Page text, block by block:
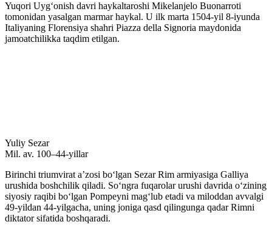
Yuqori Uygʻonish davri haykaltaroshi Mikelanjelo Buonarroti
tomonidan yasalgan marmar haykal. U ilk marta 1504-yil 8-iyunda
Italiyaning Florensiya shahri Piazza della Signoria maydonida
jamoatchilikka taqdim etilgan.
Yuliy Sezar
Mil. av. 100–44-yillar
Birinchi triumvirat aʼzosi boʻlgan Sezar Rim armiyasiga Galliya
urushida boshchilik qiladi. Soʻngra fuqarolar urushi davrida oʻzining
siyosiy raqibi boʻlgan Pompeyni magʻlub etadi va miloddan avvalgi
49-yildan 44-yilgacha, uning joniga qasd qilingunga qadar Rimni
diktator sifatida boshqaradi.